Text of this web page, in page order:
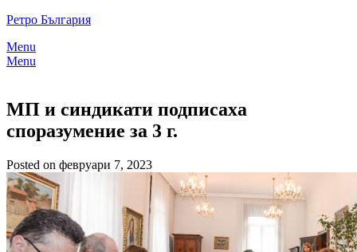
Skip
content
Ретро България
Menu
Menu
МП и синдикати подписаха
споразумение за 3 г.
Posted on февруари 7, 2023